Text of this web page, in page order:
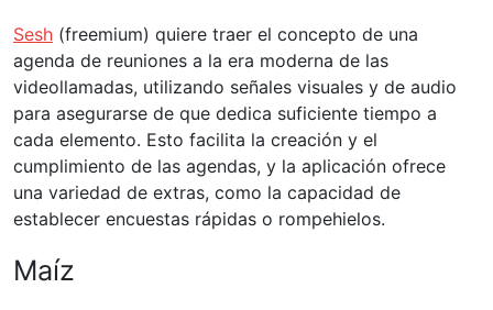
Sesh (freemium) quiere traer el concepto de una
agenda de reuniones a la era moderna de las
videollamadas, utilizando señales visuales y de audio
para asegurarse de que dedica suficiente tiempo a
cada elemento. Esto facilita la creación y el
cumplimiento de las agendas, y la aplicación ofrece
una variedad de extras, como la capacidad de
establecer encuestas rápidas o rompehielos.
Maíz